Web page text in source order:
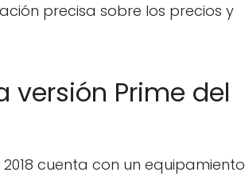
precisa sobre los precios y
versión Prime del
cuenta con un equipamiento